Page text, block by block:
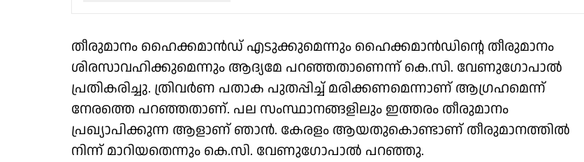
തീരുമാനം ഹൈക്കമാൻഡ് എടുക്കുമെന്നും ഹൈക്കമാൻഡിൻ്റെ തീരുമാനം
ശിരസാവഹിക്കുമെന്നും ആദ്യമേ പറഞ്ഞതാണെന്ന് കെ.സി. വേണുഗോപാൽ
പ്രതികരിച്ചു. ത്രിവർണ പതാക പുതപ്പിച്ച് മരിക്കണമെന്നാണ് ആഗ്രഹമെന്ന്
നേരത്തെ പറഞ്ഞതാണ്. പല സംസ്ഥാനങ്ങളിലും ഇത്തരം തീരുമാനം
പ്രഖ്യാപിക്കുന്ന ആളാണ് ഞാൻ. കേരളം ആയതുകൊണ്ടാണ് തീരുമാനത്തിൽ
നിന്ന് മാറിയതെന്നും കെ.സി. വേണുഗോപാൽ പറഞ്ഞു.